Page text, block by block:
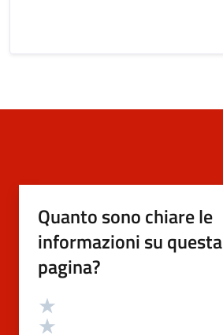
Quanto sono chiare le
informazioni su questa
pagina?
Valutazione